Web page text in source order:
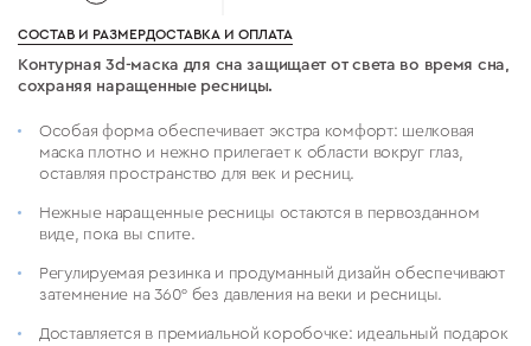
Контурная 3d-маска для сна защищает от света во время сна,
сохраняя наращенные ресницы.
Особая форма обеспечивает экстра комфорт: шелковая
маска плотно и нежно прилегает к области вокруг глаз,
оставляя пространство для век и ресниц.
Нежные наращенные ресницы остаются в первозданном
виде, пока вы спите.
Регулируемая резинка и продуманный дизайн обеспечивают
затемнение на 360° без давления на веки и ресницы.
Доставляется в премиальной коробочке: идеальный подарок
СОСТАВ И РАЗМЕРДОСТАВКА И ОПЛАТА